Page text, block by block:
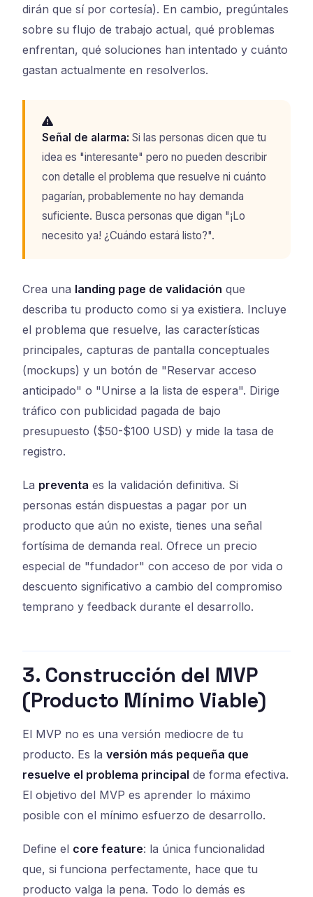
dirán que sí por cortesía). En cambio, pregúntales
sobre su flujo de trabajo actual, qué problemas
enfrentan, qué soluciones han intentado y cuánto
gastan actualmente en resolverlos.
Señal de alarma: Si las personas dicen que tu
idea es "interesante" pero no pueden describir
con detalle el problema que resuelve ni cuánto
pagarían, probablemente no hay demanda
suficiente. Busca personas que digan "¡Lo
necesito ya! ¿Cuándo estará listo?".
Crea una landing page de validación que
describa tu producto como si ya existiera. Incluye
el problema que resuelve, las características
principales, capturas de pantalla conceptuales
(mockups) y un botón de "Reservar acceso
anticipado" o "Unirse a la lista de espera". Dirige
tráfico con publicidad pagada de bajo
presupuesto ($50-$100 USD) y mide la tasa de
registro.
La preventa es la validación definitiva. Si
personas están dispuestas a pagar por un
producto que aún no existe, tienes una señal
fortísima de demanda real. Ofrece un precio
especial de "fundador" con acceso de por vida o
descuento significativo a cambio del compromiso
temprano y feedback durante el desarrollo.
3. Construcción del MVP
(Producto Mínimo Viable)
El MVP no es una versión mediocre de tu
producto. Es la versión más pequeña que
resuelve el problema principal de forma efectiva.
El objetivo del MVP es aprender lo máximo
posible con el mínimo esfuerzo de desarrollo.
Define el core feature: la única funcionalidad
que, si funciona perfectamente, hace que tu
producto valga la pena. Todo lo demás es